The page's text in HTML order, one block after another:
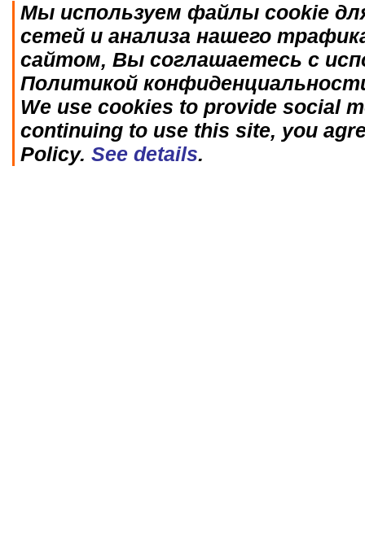
Мы используем файлы cookie
сетей и анализа нашего
сайтом, Вы соглашаетесь с
Политикой
We use cookies to provide social
continuing to use this site, you
Policy. See details.